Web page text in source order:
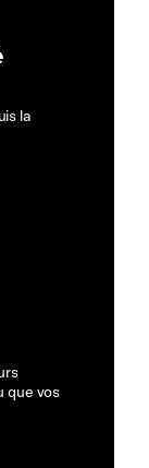
la
que vos